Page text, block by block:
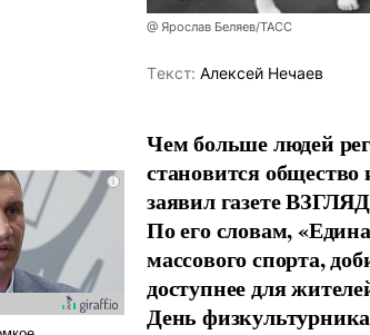
@ Ярослав Беляев/ТАСС
Tекст: Алексей Нечаев
Чем больше людей
становится
заявил газете
По его словам,
массового спорта,
доступнее для
День